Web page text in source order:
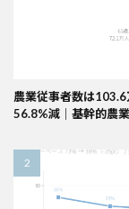
農業従事者数は
56.8%減｜基幹的農